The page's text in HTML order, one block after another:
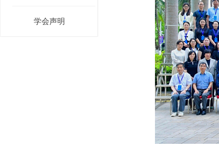
学会声明